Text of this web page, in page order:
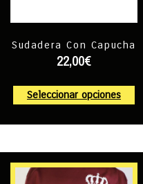
Sudadera Con Capucha
22,00€
Seleccionar opciones